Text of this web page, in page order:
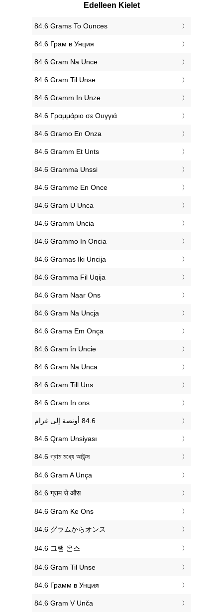
Edelleen Kielet
‎84.6 Grams To Ounces
‎84.6 Грам в Унция
‎84.6 Gram Na Unce
‎84.6 Gram Til Unse
‎84.6 Gramm In Unze
‎84.6 Γραμμάριο σε Ουγγιά
‎84.6 Gramo En Onza
‎84.6 Gramm Et Unts
‎84.6 Gramma Unssi
‎84.6 Gramme En Once
‎84.6 Gram U Unca
‎84.6 Gramm Uncia
‎84.6 Grammo In Oncia
‎84.6 Gramas Iki Uncija
‎84.6 Gramma Fil Uqija
‎84.6 Gram Naar Ons
‎84.6 Gram Na Uncja
‎84.6 Grama Em Onça
‎84.6 Gram în Uncie
‎84.6 Gram Na Unca
‎84.6 Gram Till Uns
‎84.6 Gram In ons
‎84.6 Qram Unsiyası
‎84.6 গ্রাম মধ্যে আউন্স
‎84.6 Gram A Unça
‎84.6 ग्राम से औंस
‎84.6 Gram Ke Ons
‎84.6 グラムからオンス
‎84.6 그램 온스
‎84.6 Gram Til Unse
‎84.6 Грамм в Унция
‎84.6 Gram V Unča